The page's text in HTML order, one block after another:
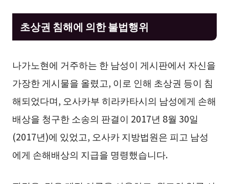
초상권 침해에 의한 불법행위
나가노현에 거주하는 한 남성이 게시판에서 자신을
가장한 게시물을 올렸고, 이로 인해 초상권 등이 침
해되었다며, 오사카부 히라카타시의 남성에게 손해
배상을 청구한 소송의 판결이 2017년 8월 30일
(2017년)에 있었고, 오사카 지방법원은 피고 남성
에게 손해배상의 지급을 명령했습니다.